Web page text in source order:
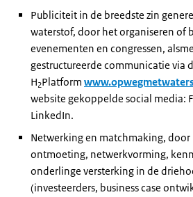
Publiciteit in de breedste zin
waterstof, door het organiseren of
evenementen en congressen,
gestructureerde communicatie via
H2Platform
website gekoppelde social media:
LinkedIn.
Netwerking en matchmaking, door
ontmoeting, netwerkvorming,
onderlinge versterking in de
(investeerders, business case